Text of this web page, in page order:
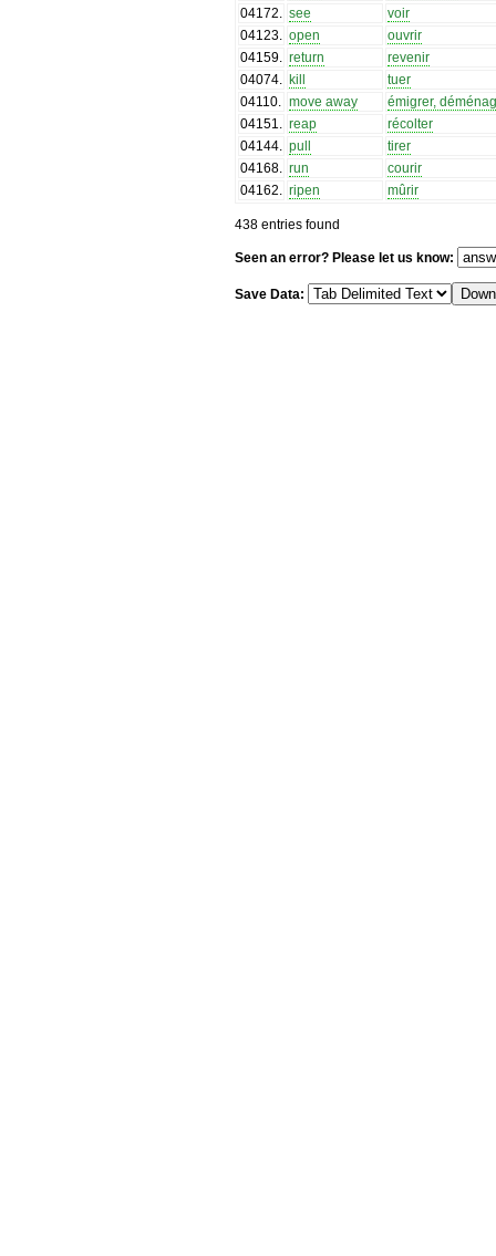
04172
see
voir
04123
open
ouvrir
04159
return
revenir
04074
kill
tuer
04110
move away
émigrer,
04151
reap
récolter
04144
pull
tirer
04168
run
courir
04162
ripen mûrir
438 entries found
Seen an error? Please let us know:
Save Data: